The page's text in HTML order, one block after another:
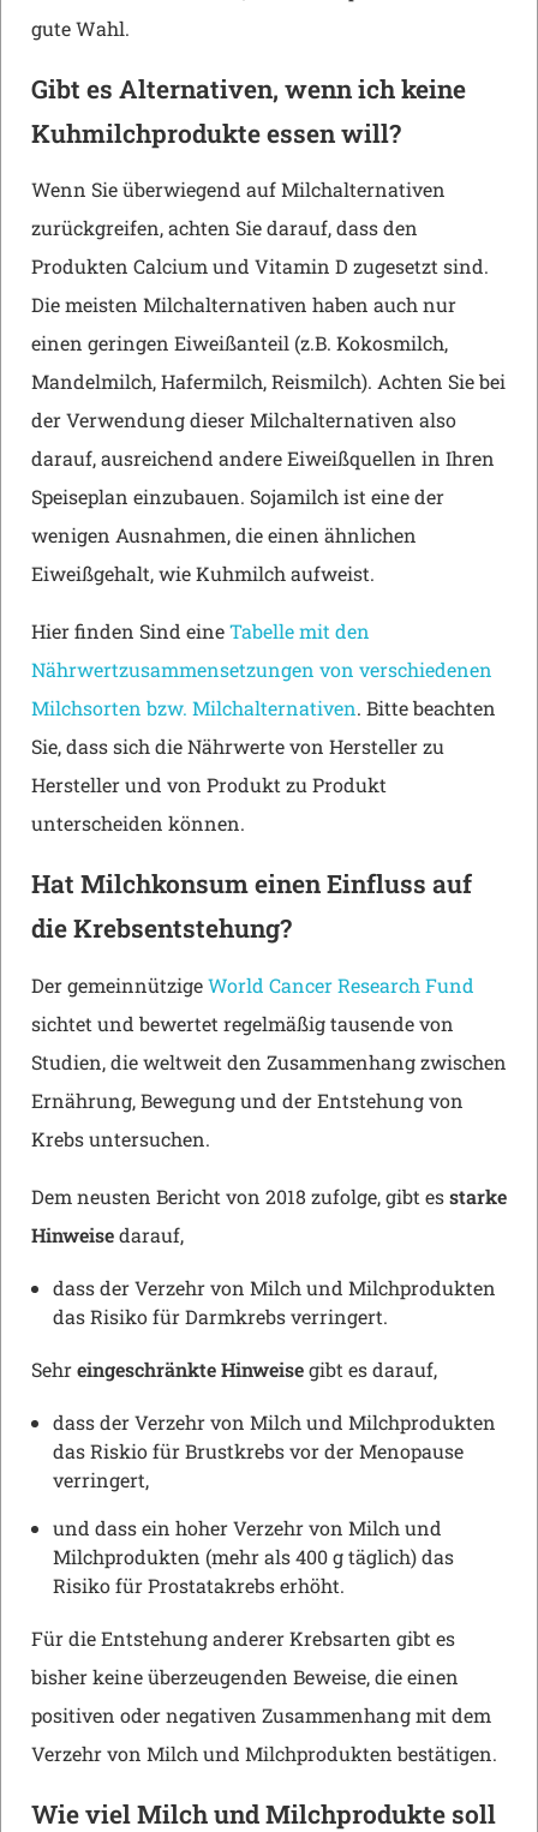
gute Wahl.
Gibt es Alternativen, wenn ich keine
Kuhmilchprodukte essen will?
Wenn Sie überwiegend auf Milchalternativen
zurückgreifen, achten Sie darauf, dass den
Produkten Calcium und Vitamin D zugesetzt sind.
Die meisten Milchalternativen haben auch nur
einen geringen Eiweißanteil (z.B. Kokosmilch,
Mandelmilch, Hafermilch, Reismilch). Achten Sie bei
der Verwendung dieser Milchalternativen also
darauf, ausreichend andere Eiweißquellen in Ihren
Speiseplan einzubauen. Sojamilch ist eine der
wenigen Ausnahmen, die einen ähnlichen
Eiweißgehalt, wie Kuhmilch aufweist.
Hier finden Sind eineTabelle mit den
Nährwertzusammensetzungen von verschiedenen
Milchsorten bzw. Milchalternativen. Bitte beachten
Sie, dass sich die Nährwerte von Hersteller zu
Hersteller und von Produkt zu Produkt
unterscheiden können.
Hat Milchkonsum einen Einfluss auf
die Krebsentstehung?
Der gemeinnützigeWorld Cancer Research Fund
sichtet und bewertet regelmäßig tausende von
Studien, die weltweit den Zusammenhang zwischen
Ernährung, Bewegung und der Entstehung von
Krebs untersuchen.
Dem neusten Bericht von 2018 zufolge, gibt esstarke
Hinweisedarauf,
dass der Verzehr von Milch und Milchprodukten
das Risiko für Darmkrebs verringert.
Sehreingeschränkte Hinweisegibt es darauf,
dass der Verzehr von Milch und Milchprodukten
das Riskio für Brustkrebs vor der Menopause
verringert,
und dass ein hoher Verzehr von Milch und
Milchprodukten (mehr als 400 g täglich) das
Risiko für Prostatakrebs erhöht.
Für die Entstehung anderer Krebsarten gibt es
bisher keine überzeugenden Beweise, die einen
positiven oder negativen Zusammenhang mit dem
Verzehr von Milch und Milchprodukten bestätigen.
Wie viel Milch und Milchprodukte soll